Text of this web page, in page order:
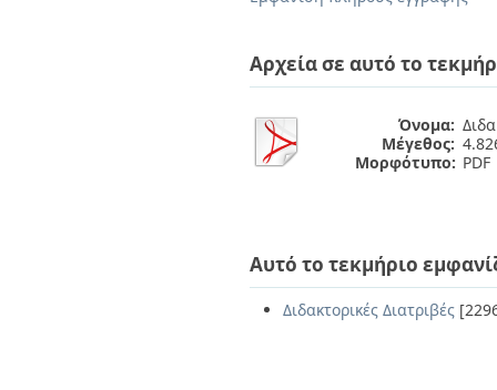
Αρχεία σε αυτό το
Όνομα:
Μέγεθος:
Μορφότυπο: PDF
Αυτό το τεκμήριο
Διδακτορικές Διατριβές